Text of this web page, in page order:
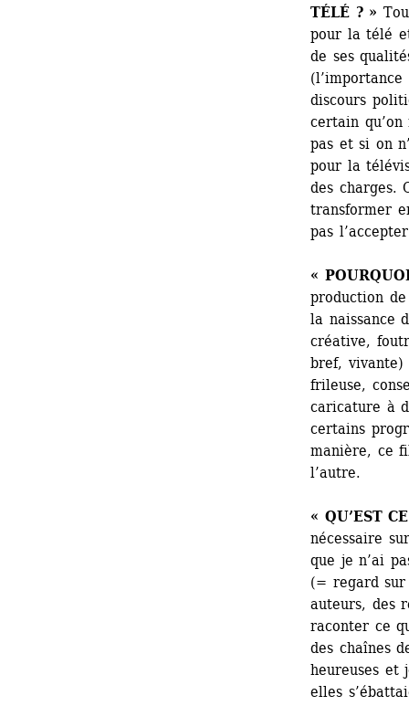
TÉLÉ ? »
pour la télé
de ses
discours
certain
pas et si on
pour la
des charges.
transformer
pas
«
production
la naissance
créative,
bref, vivante)
frileuse,
caricature à
certains
manière, ce
l’autre.
« QU’EST
nécessaire
que je n’ai
(= regard
auteurs, des
raconter ce
des chaînes
heureuses et
elles